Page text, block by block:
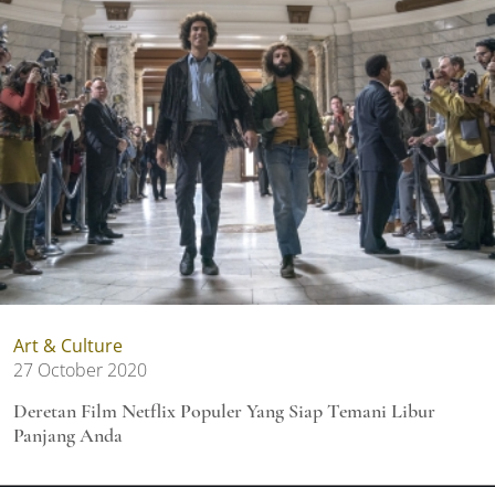
Art & Culture
27 October 2020
Deretan Film Netflix Populer Yang Siap Temani Libur
Panjang Anda